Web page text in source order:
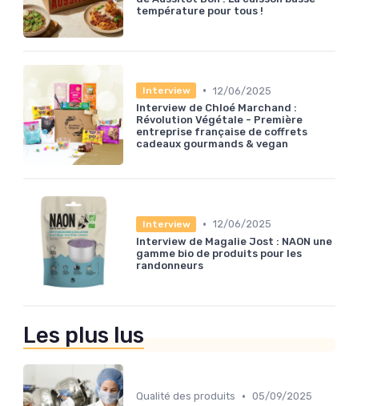
température pour tous !
Interview • 12/06/2025
Interview de Chloé Marchand :
Révolution Végétale - Première
entreprise française de coffrets
cadeaux gourmands & vegan
Interview • 12/06/2025
Interview de Magalie Jost : NAON une
gamme bio de produits pour les
randonneurs
Les plus lus
Qualité des produits • 05/09/2025